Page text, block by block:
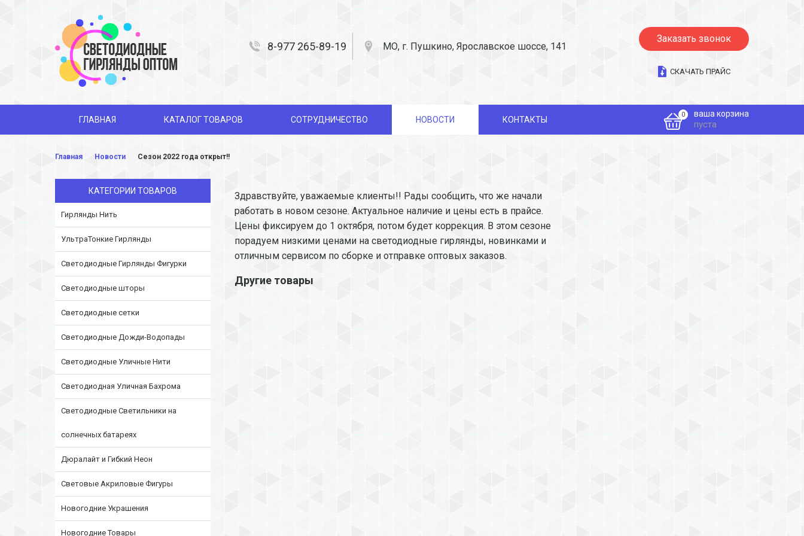
8-977 265-89-19 МО, г. Пушкино, Ярославское шоссе, 141
Заказать звонок
СКАЧАТЬ ПРАЙС
ГЛАВНАЯ КАТАЛОГ ТОВАРОВ СОТРУДНИЧЕСТВО НОВОСТИ КОНТАКТЫ
0 ваша корзина
пуста
Главная Новости Сезон 2022 года открыт!!
КАТЕГОРИИ ТОВАРОВ
Гирлянды Нить
УльтраТонкие Гирлянды
Светодиодные Гирлянды Фигурки
Светодиодные шторы
Светодиодные сетки
Светодиодные Дожди-Водопады
Светодиодные Уличные Нити
Светодиодная Уличная Бахрома
Светодиодные Светильники на
солнечных батареях
Дюралайт и Гибкий Неон
Световые Акриловые Фигуры
Новогодние Украшения
Новогодние Товары
Здравствуйте, уважаемые клиенты!! Рады сообщить, что же начали
работать в новом сезоне. Актуальное наличие и цены есть в прайсе.
Цены фиксируем до 1 октября, потом будет коррекция. В этом сезоне
порадуем низкими ценами на светодиодные гирлянды, новинками и
отличным сервисом по сборке и отправке оптовых заказов.
Другие товары